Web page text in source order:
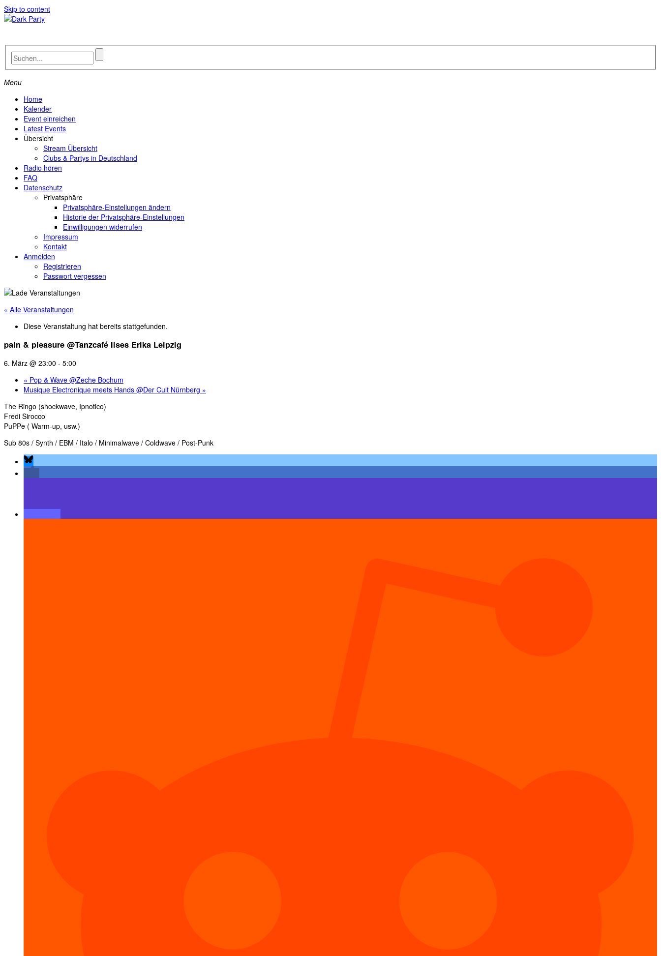
Skip to content
Menu
Home
Kalender
Event einreichen
Latest Events
Übersicht
Stream Übersicht
Clubs & Partys in Deutschland
Radio hören
FAQ
Datenschutz
Privatsphäre
Privatsphäre-Einstellungen ändern
Historie der Privatsphäre-Einstellungen
Einwilligungen widerrufen
Impressum
Kontakt
Anmelden
Registrieren
Passwort vergessen
« Alle Veranstaltungen
Diese Veranstaltung hat bereits stattgefunden.
pain & pleasure @Tanzcafé Ilses Erika Leipzig
6. März @ 23:00 - 5:00
« Pop & Wave @Zeche Bochum
Musique Electronique meets Hands @Der Cult Nürnberg »
The Ringo (shockwave, Ipnotico)
Fredi Sirocco
PuPPe ( Warm-up, usw.)
Sub 80s / Synth / EBM / Italo / Minimalwave / Coldwave / Post-Punk